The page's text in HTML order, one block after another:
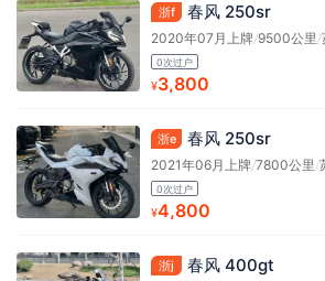
浙f 春风 250sr
2020年07月上牌/9500公里/
0次过户
¥3,800
浙e 春风 250sr
2021年06月上牌/7800公里 /
0次过户
¥4,800
浙j 春风 400gt